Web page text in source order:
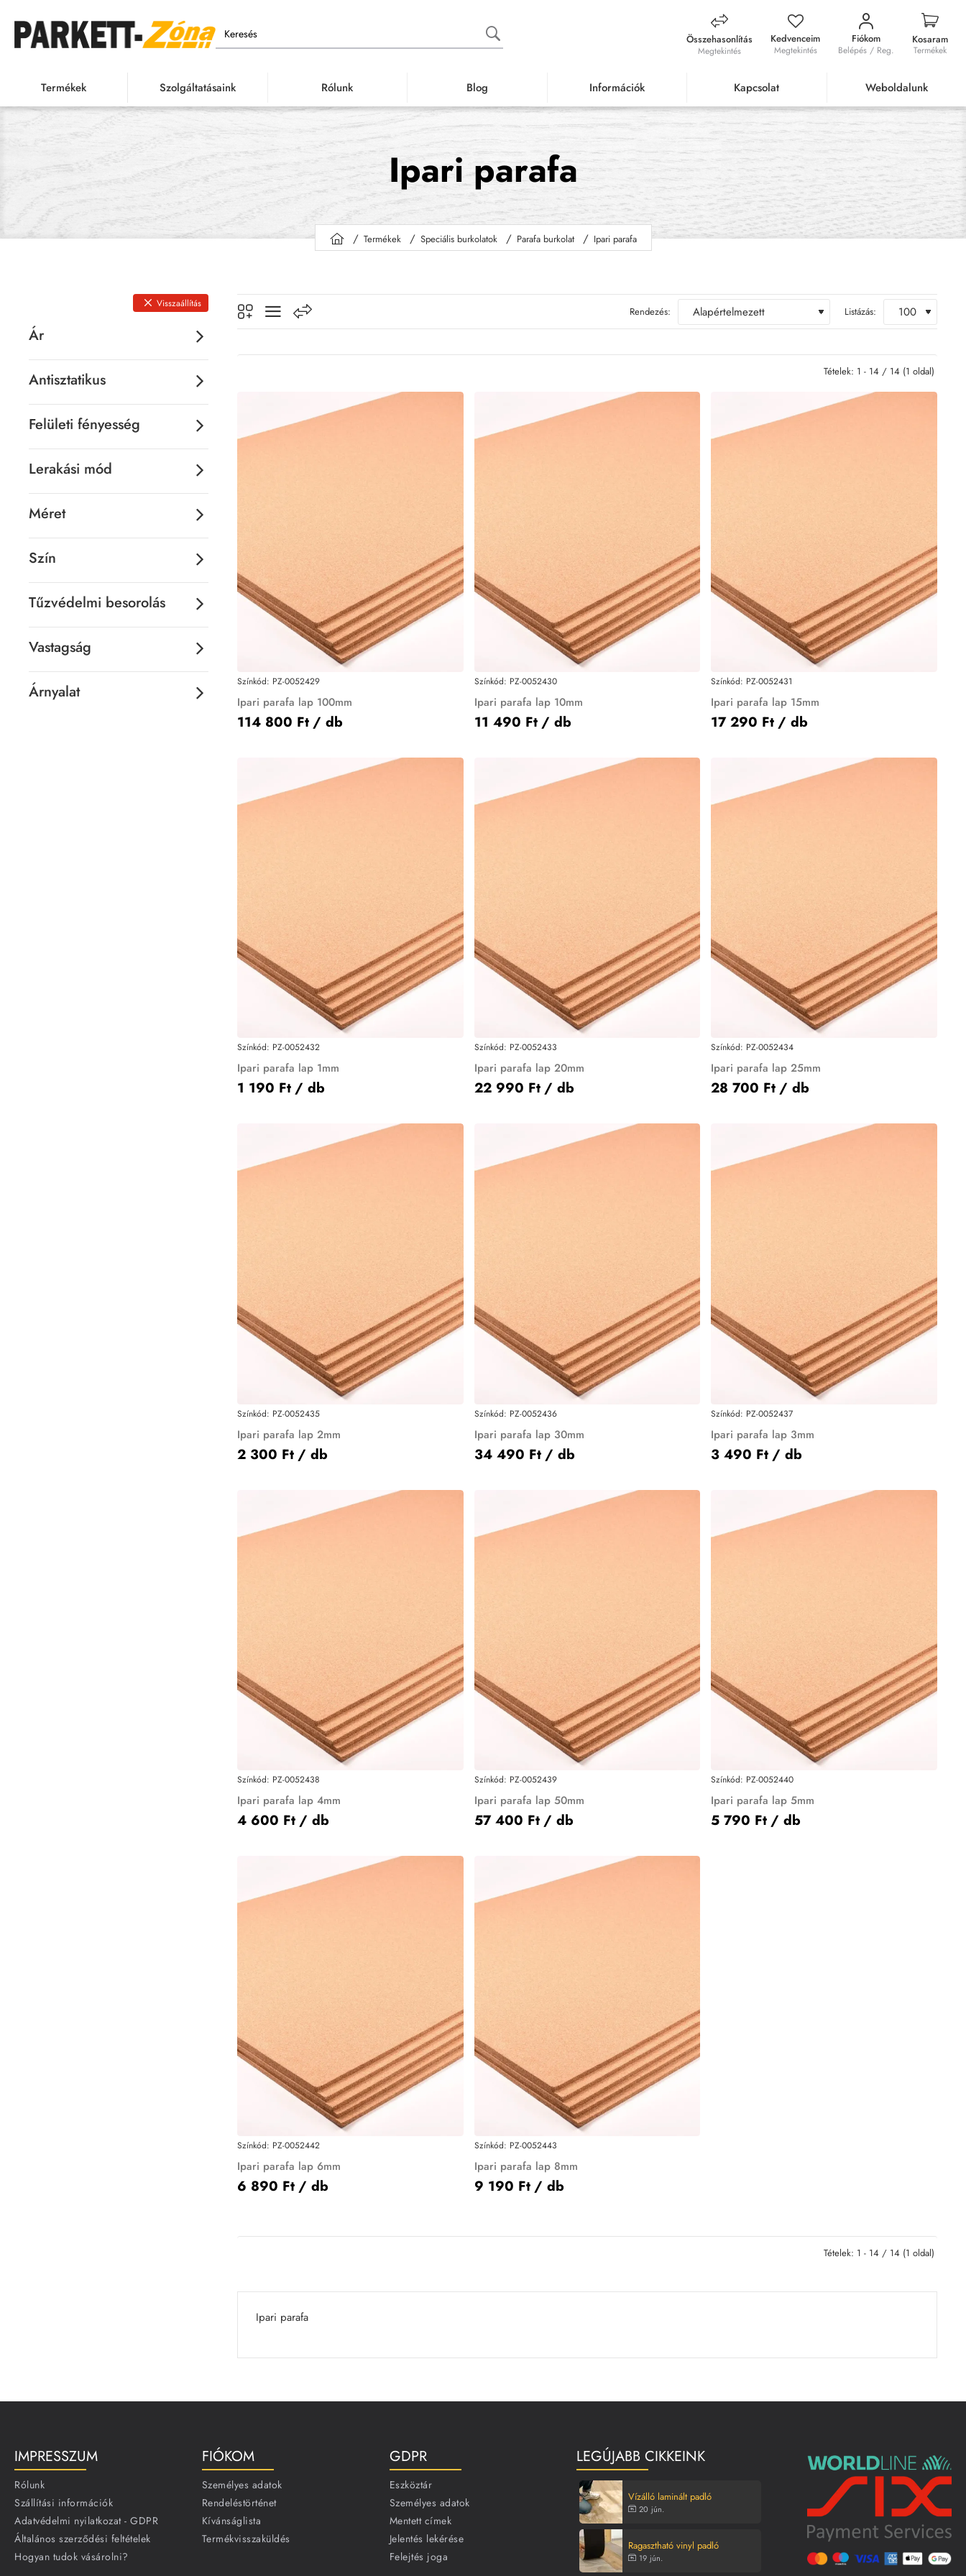
Keresés Összehasonlítás
Megtekintés
Kedvenceim
Megtekintés
Fiókom
Belépés / Reg.
Kosaram
Termékek
Termékek Szolgáltatásaink Rólunk Blog Információk Kapcsolat Weboldalunk
Ipari parafa
h
Termékek Speciális burkolatok Parafa burkolat Ipari parafa
Visszaállítás
Ár
Antisztatikus
Felületi fényesség
Lerakási mód
Méret
Szín
Tűzvédelmi besorolás
Vastagság
Árnyalat
Ipari parafa
Rendezés: Listázás:
Tételek: 1 - 14 / 14 (1 oldal)
Színkód: PZ-0052429
Ipari parafa lap 100mm
114 800 Ft / db
Színkód: PZ-0052430
Ipari parafa lap 10mm
11 490 Ft / db
Színkód: PZ-0052431
Ipari parafa lap 15mm
17 290 Ft / db
Színkód: PZ-0052432
Ipari parafa lap 1mm
1 190 Ft / db
Színkód: PZ-0052433
Ipari parafa lap 20mm
22 990 Ft / db
Színkód: PZ-0052434
Ipari parafa lap 25mm
28 700 Ft / db
Színkód: PZ-0052435
Ipari parafa lap 2mm
2 300 Ft / db
Színkód: PZ-0052436
Ipari parafa lap 30mm
34 490 Ft / db
Színkód: PZ-0052437
Ipari parafa lap 3mm
3 490 Ft / db
Színkód: PZ-0052438
Ipari parafa lap 4mm
4 600 Ft / db
Színkód: PZ-0052439
Ipari parafa lap 50mm
57 400 Ft / db
Színkód: PZ-0052440
Ipari parafa lap 5mm
5 790 Ft / db
Színkód: PZ-0052442
Ipari parafa lap 6mm
6 890 Ft / db
Színkód: PZ-0052443
Ipari parafa lap 8mm
9 190 Ft / db
Tételek: 1 - 14 / 14 (1 oldal)
IMPRESSZUM
Rólunk
Szállítási információk
Adatvédelmi nyilatkozat - GDPR
Általános szerződési feltételek
Hogyan tudok vásárolni?
FIÓKOM
Személyes adatok
Rendeléstörténet
Kívánságlista
Termékvisszaküldés
GDPR
Eszköztár
Személyes adatok
Mentett címek
Jelentés lekérése
Felejtés joga
LEGÚJABB CIKKEINK
Vízálló laminált padló
20 jún.
Ragasztható vinyl padló
19 jún.